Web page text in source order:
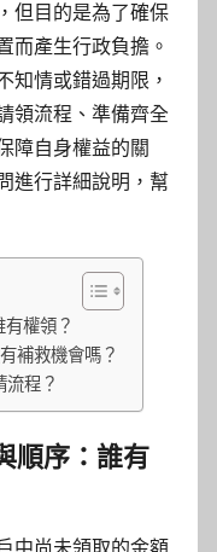
但目的是為了確保
而產生行政負擔。
知情或錯過期限，
領流程、準備齊全
障自身權益的關
進行詳細說明，幫
權領？
補救機會嗎？
流程？
順序：誰有